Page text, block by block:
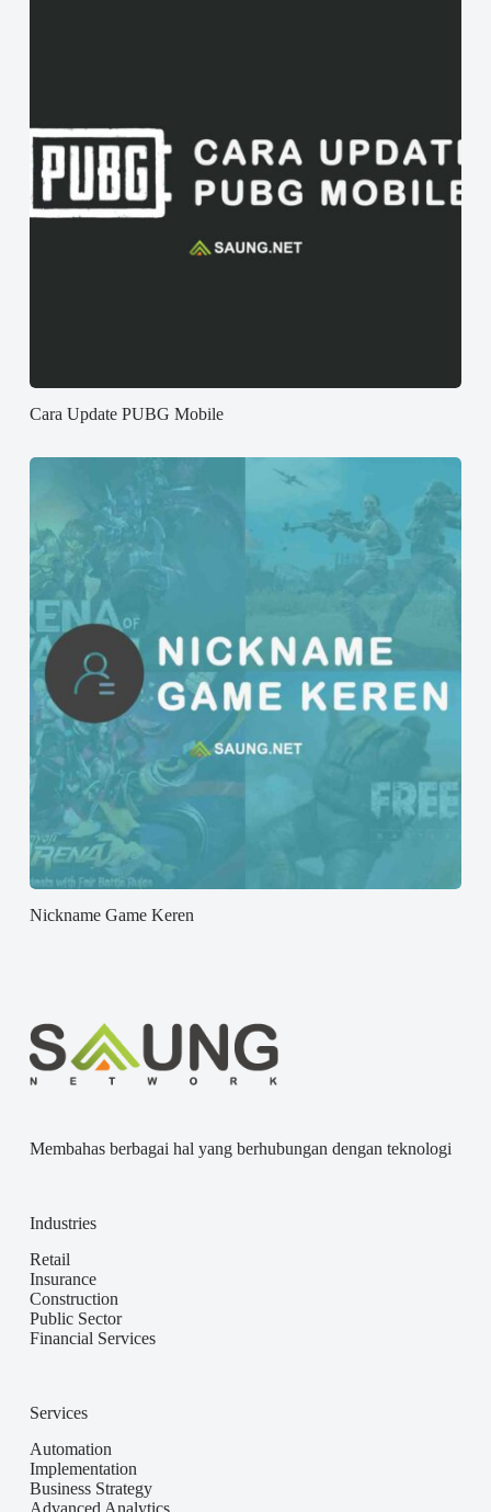
Cara Update PUBG Mobile
Nickname Game Keren
Membahas berbagai hal yang berhubungan dengan teknologi
Industries
Retail
Insurance
Construction
Public Sector
Financial Services
Services
Automation
Implementation
Business Strategy
Advanced Analytics